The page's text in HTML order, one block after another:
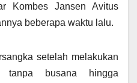
Kombes Jansen Avitus
beberapa waktu lalu.
setelah melakukan
tanpa busana hingga